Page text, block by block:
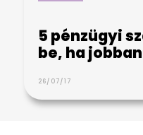
5 pénzügyi
be, ha
26/07/17